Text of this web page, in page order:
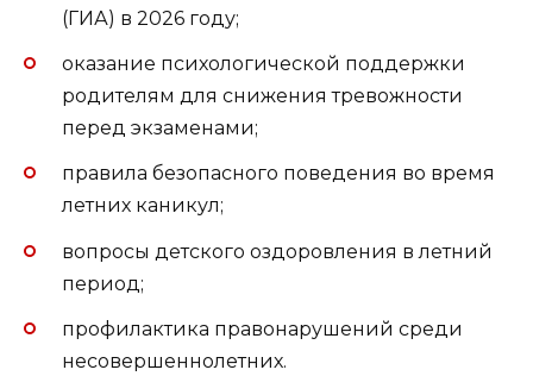
(ГИА) в 2026 году;
оказание психологической поддержки
родителям для снижения тревожности
перед экзаменами;
правила безопасного поведения во время
летних каникул;
вопросы детского оздоровления в летний
период;
профилактика правонарушений среди
несовершеннолетних.